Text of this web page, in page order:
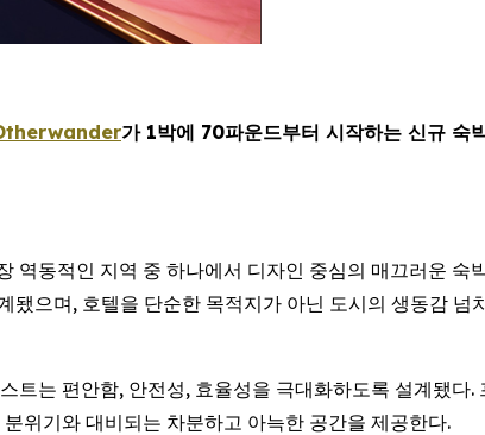
가 1박에 70파운드부터 시작하는 신규 숙
동적인 지역 중 하나에서 디자인 중심의 매끄러운 숙
으며, 호텔을 단순한 목적지가 아닌 도시의 생동감 넘
트는 편안함, 안전성, 효율성을 극대화하도록 설계됐다.
위기와 대비되는 차분하고 아늑한 공간을 제공한다.